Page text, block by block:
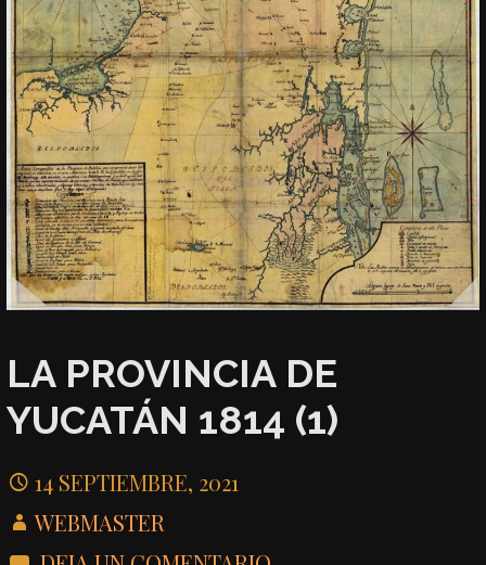
LA PROVINCIA DE
YUCATÁN 1814 (1)
14 SEPTIEMBRE, 2021
WEBMASTER